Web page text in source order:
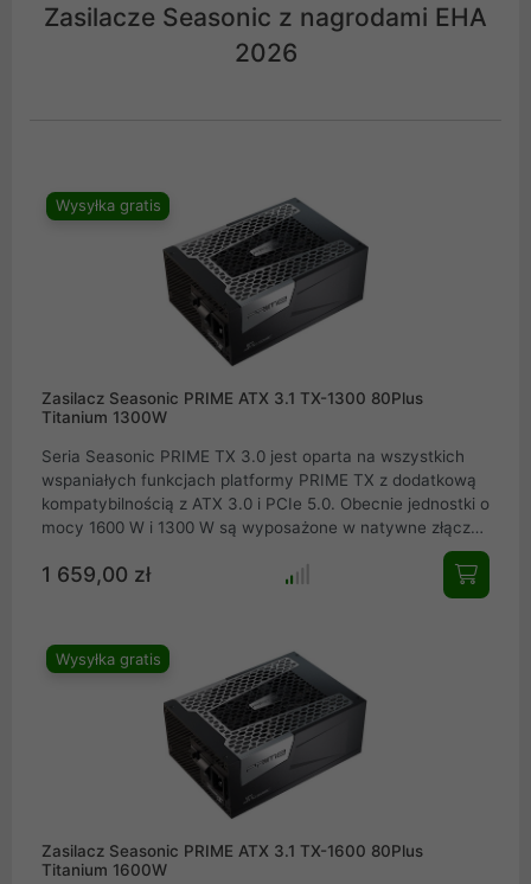
Zasilacze Seasonic z nagrodami EHA
2026
Wysyłka gratis
Zasilacz Seasonic PRIME ATX 3.1 TX-1300 80Plus
Titanium 1300W
Seria Seasonic PRIME TX 3.0 jest oparta na wszystkich
wspaniałych funkcjach platformy PRIME TX z dodatkową
kompatybilnością z ATX 3.0 i PCIe 5.0. Obecnie jednostki o
mocy 1600 W i 1300 W są wyposażone w natywne złącza
12VHPWR , cyfrowe sterowanie wentylatorami i japońskie
kondensatory elektrolityczne do 105°C, co gwarantuje
niezakłócone dostarczanie mocy i długotrwałą trwałość.
nadają się do obsługi najnowszych kart graficznych i
procesorów dużej mocy dostępnych na rynku
1 659,00 zł
Wysyłka gratis
Zasilacz Seasonic PRIME ATX 3.1 TX-1600 80Plus
Titanium 1600W